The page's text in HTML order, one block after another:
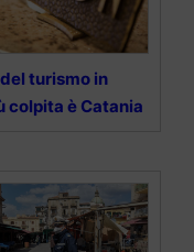
turismo in
colpita è Catania